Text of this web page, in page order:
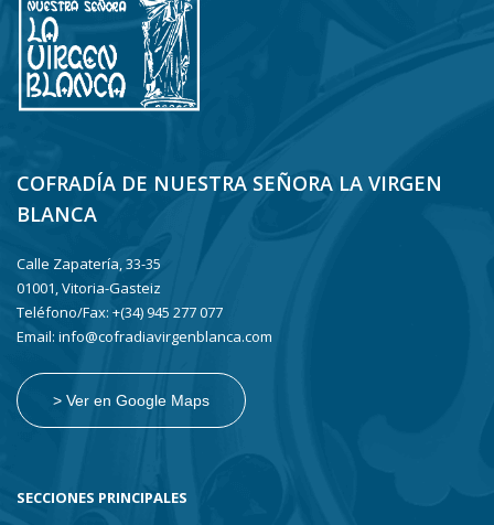
COFRADÍA DE NUESTRA SEÑORA LA VIRGEN
BLANCA
Calle Zapatería, 33-35
01001, Vitoria-Gasteiz
Teléfono/Fax: +(34) 945 277 077
Email: info@cofradiavirgenblanca.com
> Ver en Google Maps
SECCIONES PRINCIPALES